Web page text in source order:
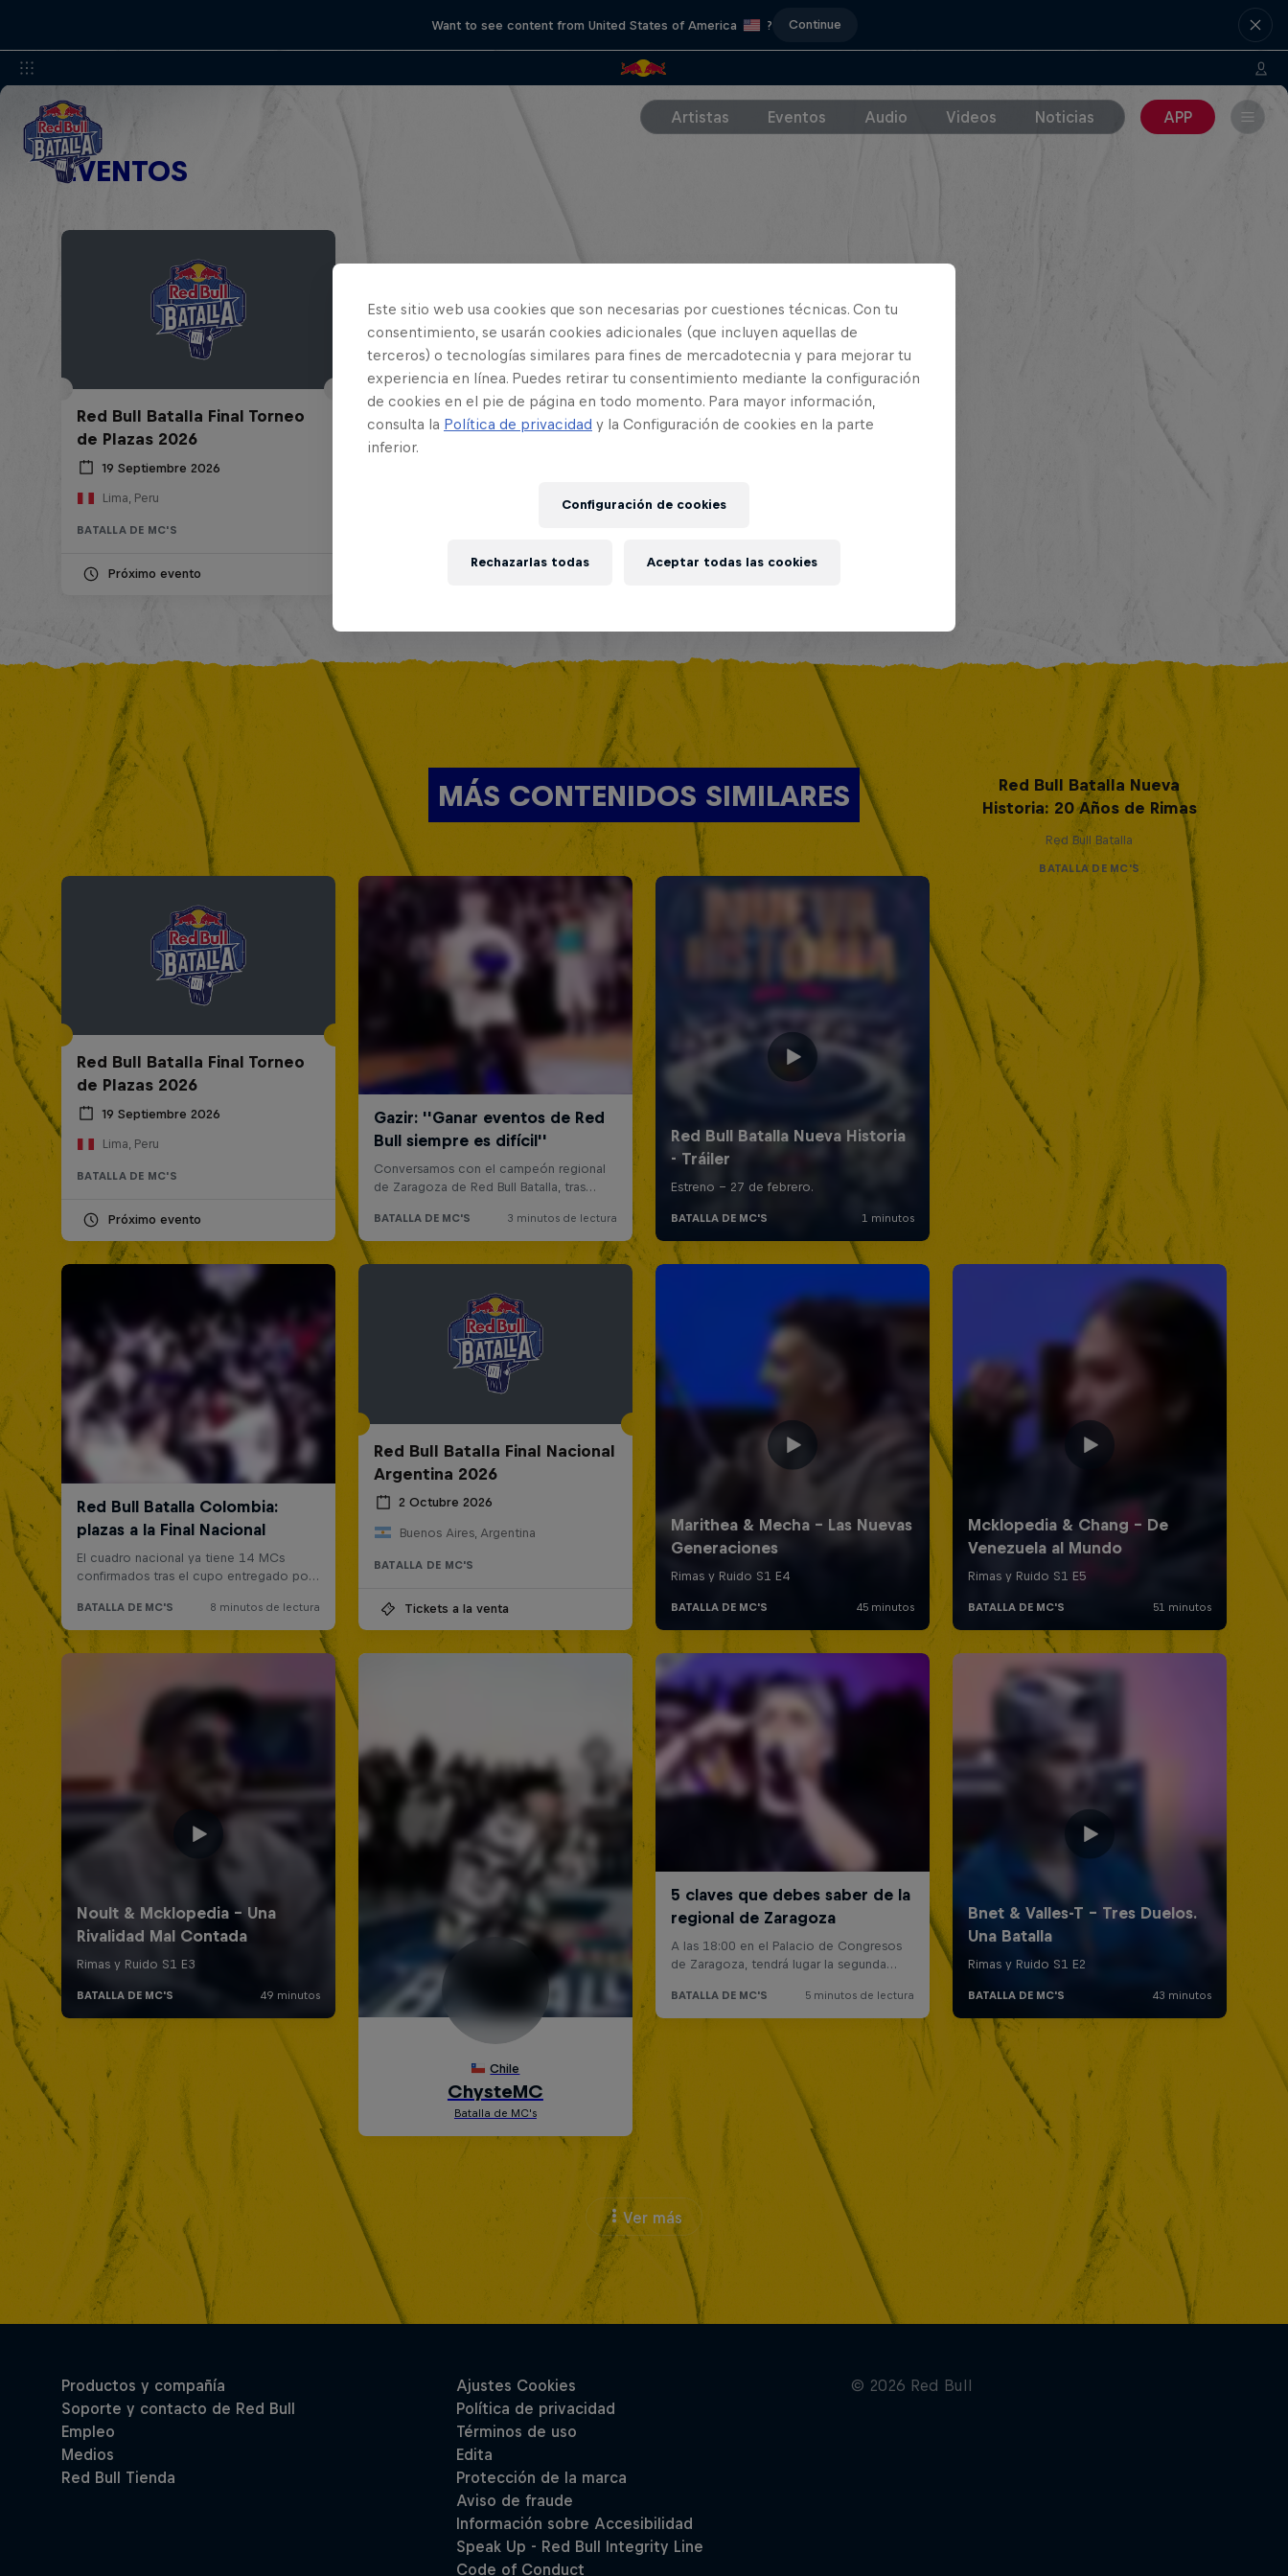
Want to see content from United States of America ? Continue
Artistas Eventos Audio Videos Noticias APP
EVENTOS
Red Bull Batalla Final Torneo
de Plazas 2026
19 Septiembre 2026
Lima, Peru
BATALLA DE MC'S
Próximo evento
MÁS CONTENIDOS SIMILARES
Red Bull Batalla Final Torneo
de Plazas 2026
19 Septiembre 2026
Lima, Peru
BATALLA DE MC'S
Próximo evento
Red Bull Batalla Nueva
Historia: 20 Años de Rimas
Red Bull Batalla
BATALLA DE MC'S
Red Bull Batalla Final Nacional
Argentina 2026
2 Octubre 2026
Buenos Aires, Argentina
BATALLA DE MC'S
Tickets a la venta
Ver más
Este sitio web usa cookies que son necesarias por cuestiones técnicas. Con tu
consentimiento, se usarán cookies adicionales (que incluyen aquellas de
terceros) o tecnologías similares para fines de mercadotecnia y para mejorar tu
experiencia en línea. Puedes retirar tu consentimiento mediante la configuración
de cookies en el pie de página en todo momento. Para mayor información,
consulta la Política de privacidad y la Configuración de cookies en la parte
inferior.
Configuración de cookies
Rechazarlas todas Aceptar todas las cookies